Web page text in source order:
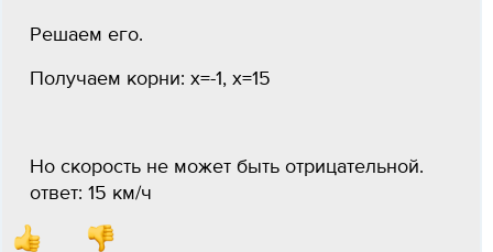
Решаем его.
Получаем корни: x=-1, x=15
Но скорость не может быть отрицательной.
ответ: 15 км/ч